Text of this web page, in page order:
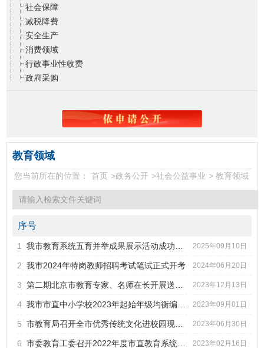
社会保障
减税降费
安全生产
消费领域
行政事业性收费
政府采购
教育领域
您当前所在的位置： 首页 >政务公开 >社会公益事业 > 教育领域
序号
标题
发文字号 发布日期
1 2025年09月10日
2 我市2024年特岗教师招聘考试笔试正式开考 2024年06月20日
3 2023年12月13日
4 2023年09月01日
5 2023年06月30日
6 2023年02月16日